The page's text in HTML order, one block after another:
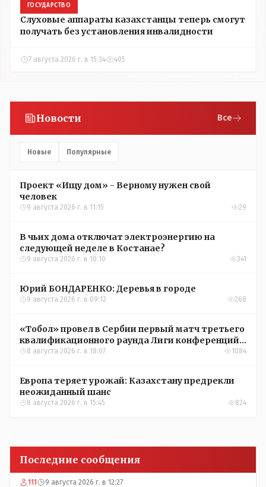
ГОСУДАРСТВО
Слуховые аппараты казахстанцы теперь смогут
получать без установления инвалидности
7 августа 2026 г. в 15:34 405
Новости Все
Новые Популярные
Проект «Ищу дом» - Верному нужен свой
человек
9 августа 2026 г. в 11:15 29
В чьих дома отключат электроэнергию на
следующей неделе в Костанае?
9 августа 2026 г. в 10:10 341
Юрий БОНДАРЕНКО: Деревья в городе
9 августа 2026 г. в 09:12 268
«Тобол» провел в Сербии первый матч третьего
квалификационного раунда Лиги конференций
УЕФА
8 августа 2026 г. в 18:07 1084
Европа теряет урожай: Казахстану предрекли
неожиданный шанс
8 августа 2026 г. в 15:45 824
Последние сообщения
111 9 августа 2026 г. в 12:27